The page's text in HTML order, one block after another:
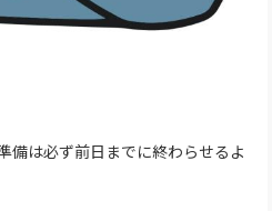
備は必ず前日までに終わらせるよ